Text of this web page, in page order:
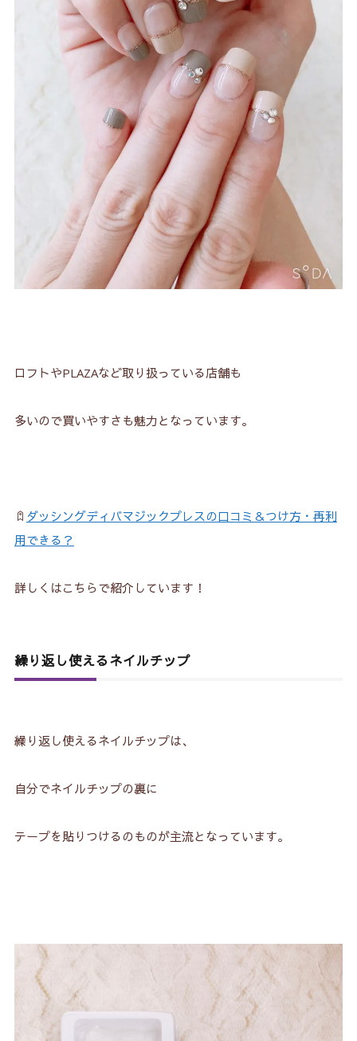
ロフトやPLAZAなど取り扱っている店舗も
多いので買いやすさも魅力となっています。
ダッシングディバマジックプレスの口コミ＆つけ方・再利
用できる？
詳しくはこちらで紹介しています！
繰り返し使えるネイルチップ
繰り返し使えるネイルチップは、
自分でネイルチップの裏に
テープを貼りつけるのものが主流となっています。